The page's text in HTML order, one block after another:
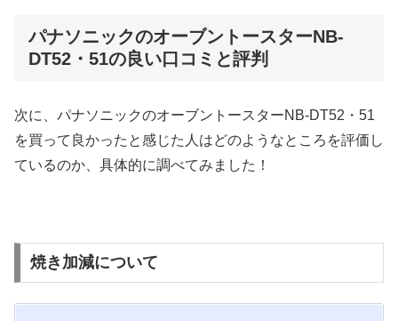
パナソニックのオーブントースターNB-
DT52・51の良い口コミと評判
次に、パナソニックのオーブントースターNB-DT52・51
を買って良かったと感じた人はどのようなところを評価し
ているのか、具体的に調べてみました！
焼き加減について